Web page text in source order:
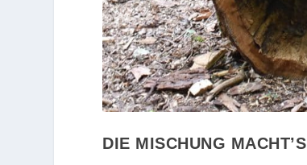
DIE MISCHUNG MACHT’S